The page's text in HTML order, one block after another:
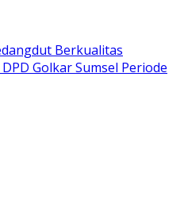
Berkualitas
Golkar Sumsel Periode